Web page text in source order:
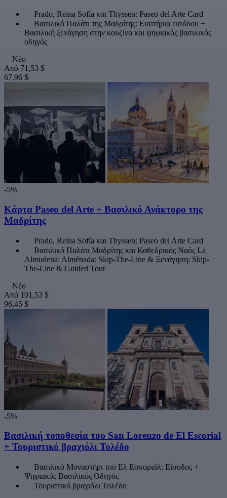
Prado, Reina Sofía και Thyssen: Paseo del Arte Card
Βασιλικό Παλάτι της Μαδρίτης: Εισιτήρια εισόδου +
Βασιλική ξενάγηση στην κουζίνα και ψηφιακός βασιλικός
οδηγός
Νέο
Από 71,53 $
67,96 $
-5%
Κάρτα Paseo del Arte + Βασιλικό Ανάκτορο της
Μαδρίτης
Prado, Reina Sofía και Thyssen: Paseo del Arte Card
Βασιλικό Παλάτι Μαδρίτης και Καθεδρικός Ναός La
Almudena: Alménada: Skip-The-Line & Ξενάγηση: Skip-
The-Line & Guided Tour
Νέο
Από 101,53 $
96,45 $
-5%
Βασιλική τοποθεσία του San Lorenzo de El Escorial
+ Τουριστικό βραχιόλι Τολέδο
Βασιλικό Μοναστήρι του Ελ Εσκοριάλ: Είσοδος +
Ψηφιακός Βασιλικός Οδηγός
Τουριστικό βραχιόλι Τολέδο